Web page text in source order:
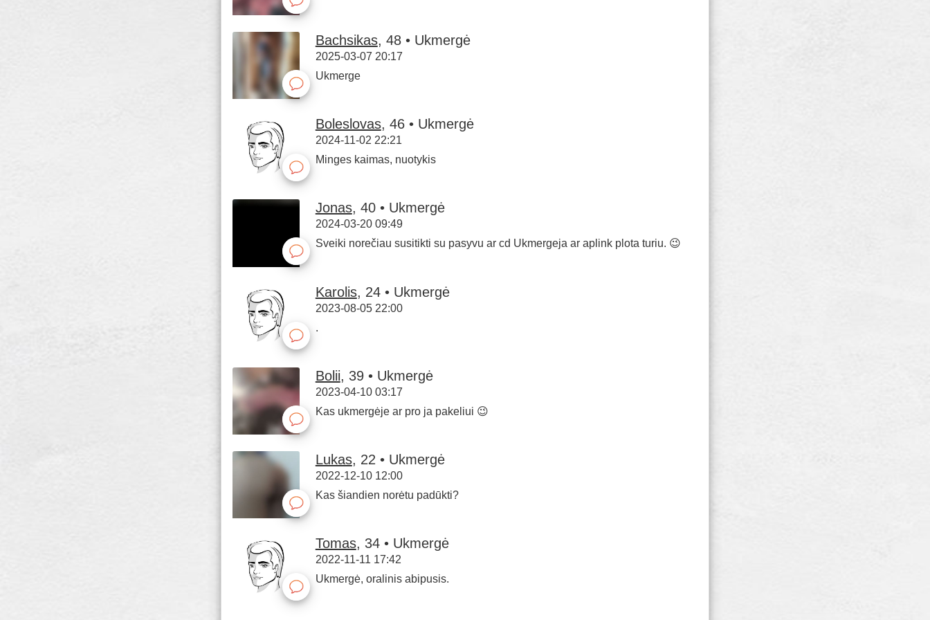
Bachsikas, 48 • Ukmergė
2025-03-07 20:17
Ukmerge
Boleslovas, 46 • Ukmergė
2024-11-02 22:21
Minges kaimas, nuotykis
Jonas, 40 • Ukmergė
2024-03-20 09:49
Sveiki norečiau susitikti su pasyvu ar cd Ukmergeja ar aplink plota turiu. 😉
Karolis, 24 • Ukmergė
2023-08-05 22:00
.
Bolii, 39 • Ukmergė
2023-04-10 03:17
Kas ukmergėje ar pro ja pakeliui 😉
Lukas, 22 • Ukmergė
2022-12-10 12:00
Kas šiandien norėtu padūkti?
Tomas, 34 • Ukmergė
2022-11-11 17:42
Ukmergė, oralinis abipusis.